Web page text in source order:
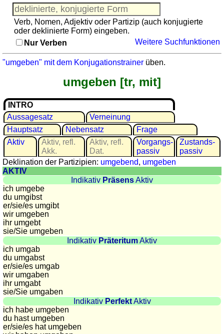
Französisch
Italienisch
Lateinisch
Niederländisch
Portugiesisch
Rumänisch
Umrechner
Autokennzeichen
Sonnenstand
Fahrradtouren
Reisewortschatz
Geografie
Küstenquiz
Geografiequiz
Länderquiz
Flüsse-
und
Städtequiz
Flaggen-,
Wappen-
und
Münzenquiz
Städte-
Verb, Nomen, Adjektiv oder Partizip (auch konjugierte
oder deklinierte Form) eingeben.
Nur Verben
Weitere Suchfunktionen
"umgeben" mit dem Konjugationstrainer üben.
umgeben [tr, mit]
INTRO
Aussagesatz
Verneinung
Hauptsatz
Nebensatz
Frage
Aktiv
Aktiv, refl.
Akk.
Aktiv, refl.
Dat.
Vor­gangs­
passiv
Zu­stands­
passiv
Deklination der Partizipien: umgebend, umgeben
AKTIV
Indikativ PräsensAktiv
ich umgebe
du umgibst
er/sie/es umgibt
wir umgeben
ihr umgebt
sie/Sie umgeben
Indikativ PräteritumAktiv
ich umgab
du umgabst
er/sie/es umgab
wir umgaben
ihr umgabt
sie/Sie umgaben
Indikativ PerfektAktiv
ich habe umgeben
du hast umgeben
er/sie/es hat umgeben